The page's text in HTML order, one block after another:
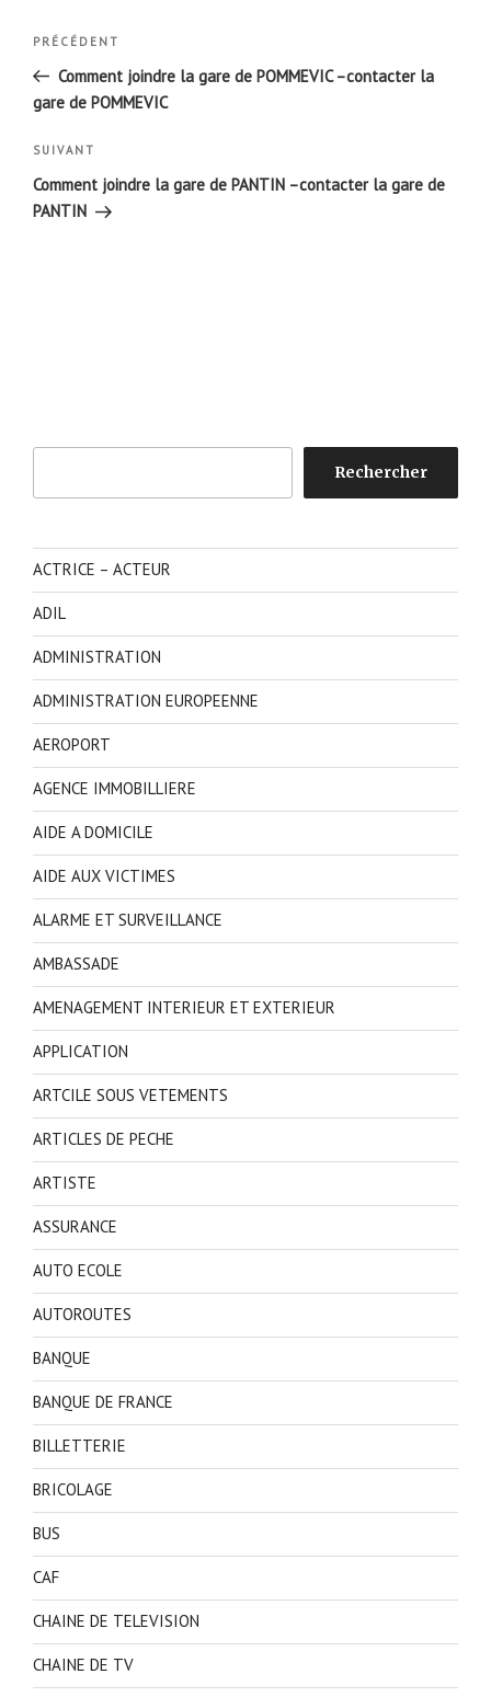
Navigation
l’article
Article
précédent
PRÉCÉDENT
Comment joindre la gare de POMMEVIC –contacter la
gare de POMMEVIC
Article
suivant
SUIVANT
Comment joindre la gare de PANTIN –contacter la gare de
PANTIN
Rechercher
ACTRICE – ACTEUR
ADIL
ADMINISTRATION
ADMINISTRATION EUROPEENNE
AEROPORT
AGENCE IMMOBILLIERE
AIDE A DOMICILE
AIDE AUX VICTIMES
ALARME ET SURVEILLANCE
AMBASSADE
AMENAGEMENT INTERIEUR ET EXTERIEUR
APPLICATION
ARTCILE SOUS VETEMENTS
ARTICLES DE PECHE
ARTISTE
ASSURANCE
AUTO ECOLE
AUTOROUTES
BANQUE
BANQUE DE FRANCE
BILLETTERIE
BRICOLAGE
BUS
CAF
CHAINE DE TELEVISION
CHAINE DE TV